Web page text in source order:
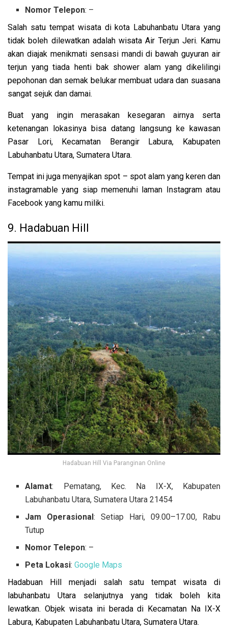
Nomor Telepon: –
Salah satu tempat wisata di kota Labuhanbatu Utara yang
tidak boleh dilewatkan adalah wisata Air Terjun Jeri. Kamu
akan diajak menikmati sensasi mandi di bawah guyuran air
terjun yang tiada henti bak shower alam yang dikelilingi
pepohonan dan semak belukar membuat udara dan suasana
sangat sejuk dan damai.
Buat yang ingin merasakan kesegaran airnya serta
ketenangan lokasinya bisa datang langsung ke kawasan
Pasar Lori, Kecamatan Berangir Labura, Kabupaten
Labuhanbatu Utara, Sumatera Utara.
Tempat ini juga menyajikan spot – spot alam yang keren dan
instagramable yang siap memenuhi laman Instagram atau
Facebook yang kamu miliki.
9. Hadabuan Hill
Hadabuan Hill Via Paranginan Online
Alamat: Pematang, Kec. Na IX-X, Kabupaten
Labuhanbatu Utara, Sumatera Utara 21454
Jam Operasional: Setiap Hari, 09.00–17.00, Rabu
Tutup
Nomor Telepon: –
Peta Lokasi:Google Maps
Hadabuan Hill menjadi salah satu tempat wisata di
labuhanbatu Utara selanjutnya yang tidak boleh kita
lewatkan. Objek wisata ini berada di Kecamatan Na IX-X
Labura, Kabupaten Labuhanbatu Utara, Sumatera Utara.